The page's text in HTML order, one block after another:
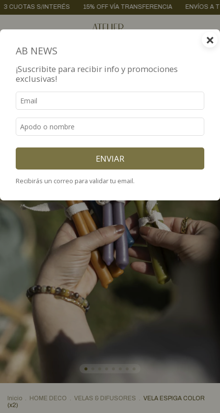
S/INTERÉS 15% OFF VÍA TRANSFERENCIA ENVÍOS A TODO EL
Inicio . HOME DECO . VELAS & DIFUSORES . VELA ESPIGA COLOR
(x2)
×
AB NEWS
¡Suscribite para recibir info y promociones
exclusivas!
ENVIAR
Recibirás un correo para validar tu email.